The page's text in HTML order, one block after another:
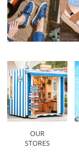
OUR
STORES